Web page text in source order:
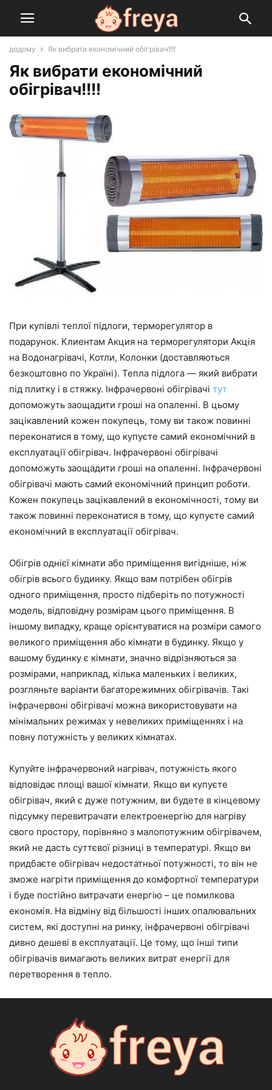
додому Як вибрати економічний обігрівач!!!!
Як вибрати економічний
обігрівач!!!!
При купівлі теплої підлоги, терморегулятор в
подарунок. Клиентам Акция на терморегулятори Акція
на Водонагрівачі, Котли, Колонки (доставляються
безкоштовно по Україні). Тепла підлога — який вибрати
під плитку і в стяжку. Інфрачервоні обігрівачі тут
допоможуть заощадити гроші на опаленні. В цьому
зацікавлений кожен покупець, тому ви також повинні
переконатися в тому, що купуєте самий економічний в
експлуатації обігрівач. Інфрачервоні обігрівачі
допоможуть заощадити гроші на опаленні. Інфрачервоні
обігрівачі мають самий економічний принцип роботи.
Кожен покупець зацікавлений в економічності, тому ви
також повинні переконатися в тому, що купуєте самий
економічний в експлуатації обігрівач.
Обігрів однієї кімнати або приміщення вигідніше, ніж
обігрів всього будинку. Якщо вам потрібен обігрів
одного приміщення, просто підберіть по потужності
модель, відповідну розмірам цього приміщення. В
іншому випадку, краще орієнтуватися на розміри самого
великого приміщення або кімнати в будинку. Якщо у
вашому будинку є кімнати, значно відрізняються за
розмірами, наприклад, кілька маленьких і великих,
розгляньте варіанти багаторежимних обігрівачів. Такі
інфрачервоні обігрівачі можна використовувати на
мінімальних режимах у невеликих приміщеннях і на
повну потужність у великих кімнатах.
Купуйте інфрачервоний нагрівач, потужність якого
відповідає площі вашої кімнати. Якщо ви купуєте
обігрівач, який є дуже потужним, ви будете в кінцевому
підсумку перевитрачати електроенергію для нагріву
свого простору, порівняно з малопотужним обігрівачем,
який не дасть суттєвої різниці в температурі. Якщо ви
придбаєте обігрівач недостатньої потужності, то він не
зможе нагріти приміщення до комфортної температури
і буде постійно витрачати енергію – це помилкова
економія. На відміну від більшості інших опалювальних
систем, які доступні на ринку, інфрачервоні обігрівачі
дивно дешеві в експлуатації. Це тому, що інші типи
обігрівачів вимагають великих витрат енергії для
перетворення в тепло.